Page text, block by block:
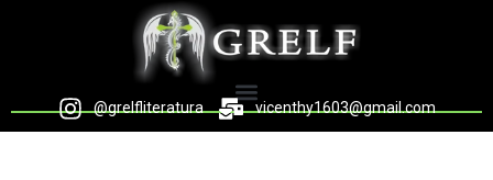
@grelfliteratura vicenthy1603@gmail.com